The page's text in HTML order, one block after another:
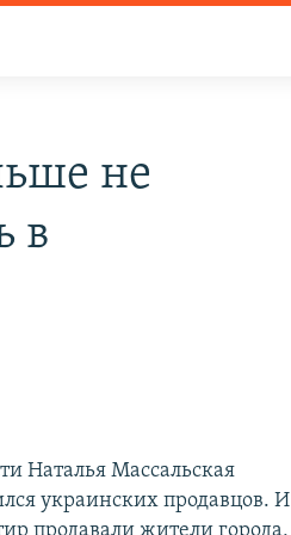
не
в
Наталья Массальская
украинских продавцов. И